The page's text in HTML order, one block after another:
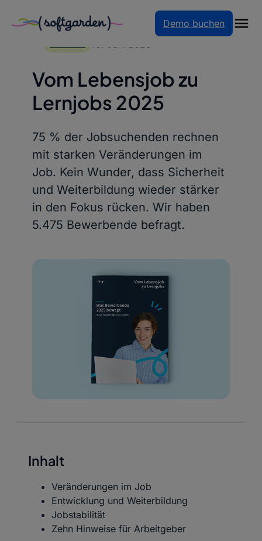
Zum
Demo buchen
Vom Lebensjob zu
Lernjobs 2025
75 % der Jobsuchenden rechnen
mit starken Veränderungen im
Job. Kein Wunder, dass Sicherheit
und Weiterbildung wieder stärker
in den Fokus rücken. Wir haben
5.475 Bewerbende befragt.
Inhalt
Veränderungen im Job
Entwicklung und Weiterbildung
Jobstabilität
Zehn Hinweise für Arbeitgeber